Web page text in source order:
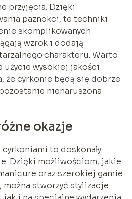
przyjęcia. Dzięki
paznokci, te techniki
skomplikowanych
wzrok i dodają
charakteru. Warto
użycie wysokiej jakości
że cyrkonie będą się dobrze
nienaruszona
okazje
to doskonały
Dzięki możliwościom, jakie
oraz szerokiej gamie
stworzyć stylizacje